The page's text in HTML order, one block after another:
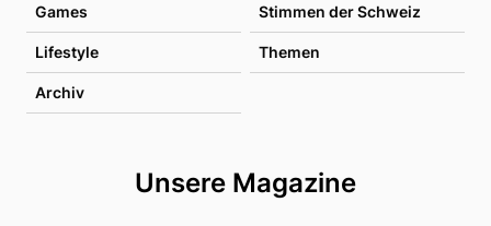
Games Stimmen der Schweiz
Lifestyle Themen
Archiv
Unsere Magazine